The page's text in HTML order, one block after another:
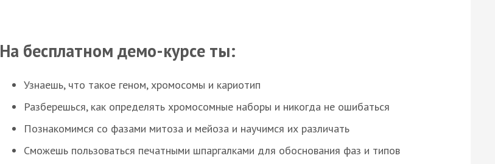
На бесплатном демо-курсе ты:
Узнаешь, что такое геном, хромосомы и кариотип
Разберешься, как определять хромосомные наборы и никогда не ошибаться
Познакомимся со фазами митоза и мейоза и научимся их различать
Сможешь пользоваться печатными шпаргалками для обоснования фаз и типов